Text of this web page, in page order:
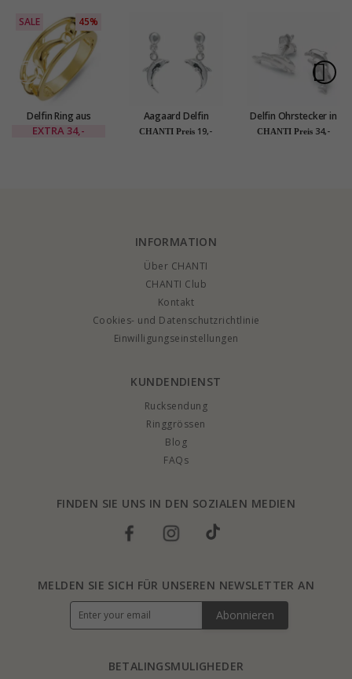
SALE 45%
Delfin Ring aus
vergoldetem
EXTRA34,-
Aagaard Delfin
Ohrringe in Silber
CHANTI Preis 19,-
Delfin Ohrstecker in
Silber - Little Ones
CHANTI Preis 34,-
INFORMATION
Über CHANTI
CHANTI Club
Kontakt
Cookies- und Datenschutzrichtlinie
Einwilligungseinstellungen
KUNDENDIENST
Rucksendung
Ringgrössen
Blog
FAQs
FINDEN SIE UNS IN DEN SOZIALEN MEDIEN
BETALINGSMULIGHEDER
MELDEN SIE SICH FÜR UNSEREN NEWSLETTER AN
Abonnieren